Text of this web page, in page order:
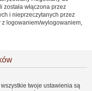
włączona przez
i nieprzeczytanych przez
logowaniem/wylogowaniem,
twoje ustawienia są